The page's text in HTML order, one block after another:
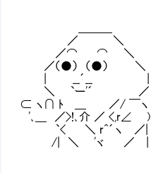
／ ＼
／⌒ ⌒ ＼
／（●） （●） ＼
| __´__ |
＼ `ー'´ ／
⊂ ヽ∩ ﾄ ＿ ／/ ￣ヽ
'､＿ ／>!､介 ／ <,r∠ )
`< ＼ r^´ヽ ／|
/| ＼ 'ヾ ／ |